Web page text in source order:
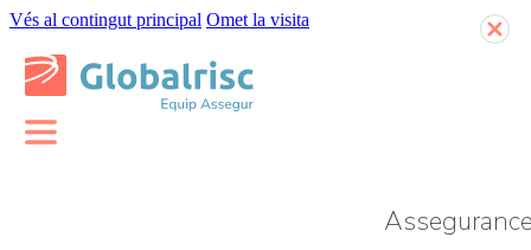
Vés al contingut principal Omet la visita